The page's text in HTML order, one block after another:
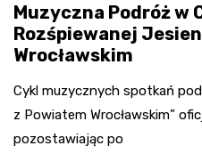
Muzyczna Podróż w
Rozśpiewanej
Wrocławskim
Cykl muzycznych spotkań
z Powiatem Wrocławskim”
pozostawiając po